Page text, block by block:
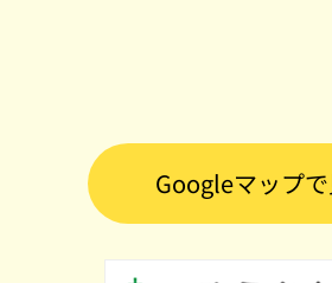
Googleマップ